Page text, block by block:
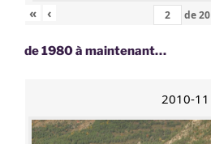
«
‹ de20
de 1980 à maintenant…
2010-11